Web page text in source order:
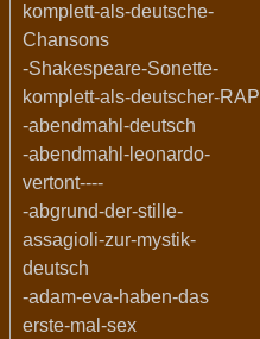
komplett-als-deutsche-
Chansons
-Shakespeare-Sonette-
komplett-als-deutscher-RAP
-abendmahl-deutsch
-abendmahl-leonardo-
vertont----
-abgrund-der-stille-
assagioli-zur-mystik-
deutsch
-adam-eva-haben-das
erste-mal-sex